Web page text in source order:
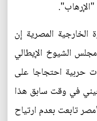
الخارجية المصرية إن
الشيوخ الإيطالي
حربية احتجاجا على
في وقت سابق هذا
تابعت بعدم ارتياح